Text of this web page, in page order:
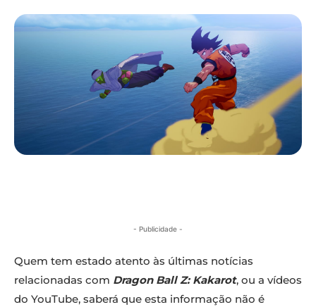
- Publicidade -
Quem tem estado atento às últimas notícias
relacionadas com Dragon Ball Z: Kakarot, ou a vídeos
do YouTube, saberá que esta informação não é